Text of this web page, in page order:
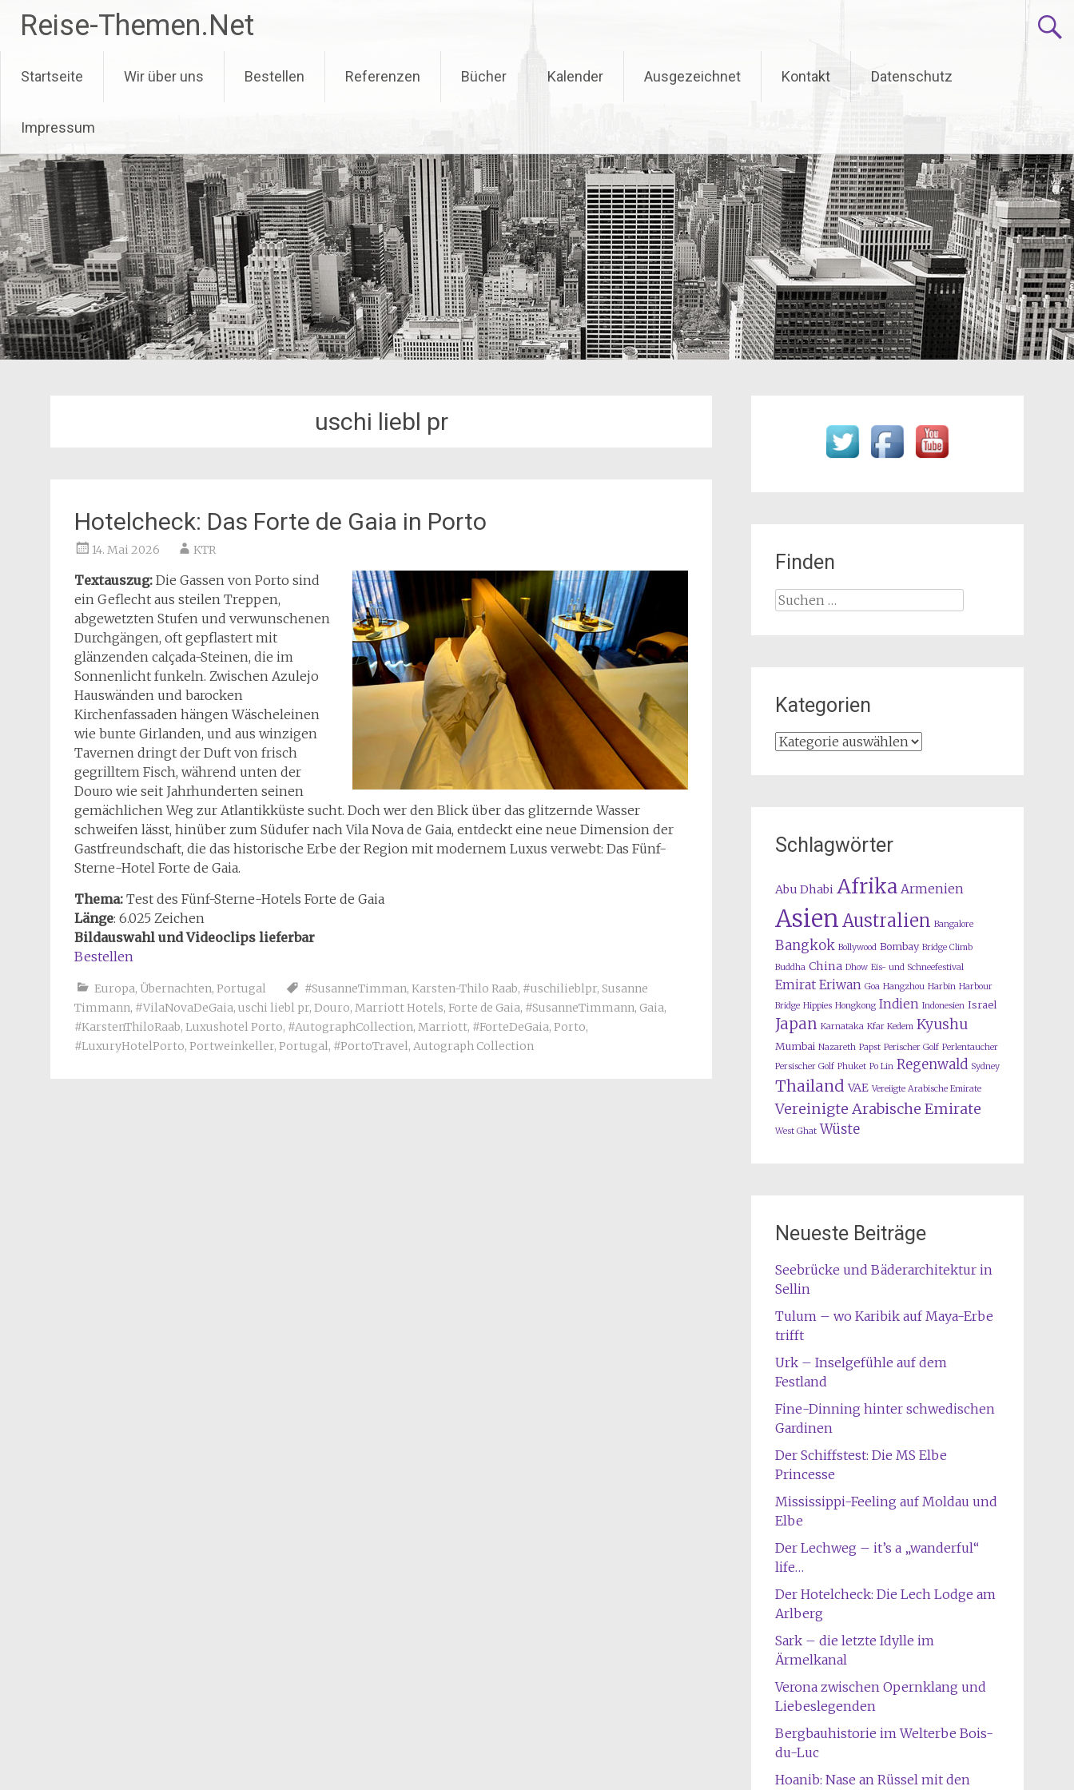
Inhalt
springen
Reise-Themen.Net
Startseite Wir über uns Bestellen Referenzen Bücher Kalender Ausgezeichnet Kontakt Datenschutz
Impressum
uschi liebl pr
Hotelcheck: Das Forte de Gaia in Porto
14. Mai 2026 KTR
Textauszug: Die Gassen von Porto sind
ein Geflecht aus steilen Treppen,
abgewetzten Stufen und verwunschenen
Durchgängen, oft gepflastert mit
glänzenden calçada-Steinen, die im
Sonnenlicht funkeln. Zwischen Azulejo
Hauswänden und barocken
Kirchenfassaden hängen Wäscheleinen
wie bunte Girlanden, und aus winzigen
Tavernen dringt der Duft von frisch
gegrilltem Fisch, während unten der
Douro wie seit Jahrhunderten seinen
gemächlichen Weg zur Atlantikküste sucht. Doch wer den Blick über das glitzernde Wasser
schweifen lässt, hinüber zum Südufer nach Vila Nova de Gaia, entdeckt eine neue Dimension der
Gastfreundschaft, die das historische Erbe der Region mit modernem Luxus verwebt: Das Fünf-
Sterne-Hotel Forte de Gaia.
Thema: Test des Fünf-Sterne-Hotels Forte de Gaia
Länge: 6.025 Zeichen
Bildauswahl und Videoclips lieferbar
Bestellen
Europa, Übernachten, Portugal #SusanneTimman, Karsten-Thilo Raab, #uschilieblpr, Susanne
Timmann, #VilaNovaDeGaia, uschi liebl pr, Douro, Marriott Hotels, Forte de Gaia, #SusanneTimmann, Gaia,
#KarstenThiloRaab, Luxushotel Porto, #AutographCollection, Marriott, #ForteDeGaia, Porto,
#LuxuryHotelPorto, Portweinkeller, Portugal, #PortoTravel, Autograph Collection
Finden
Suchen
Kategorien
Kategorien
Schlagwörter
Abu Dhabi Afrika Armenien
AsienAustralien Bangalore
Bangkok Bollywood Bombay Bridge Climb
Buddha China Dhow Eis- und Schneefestival
Emirat Eriwan Goa Hangzhou Harbin Harbour
Bridge Hippies Hongkong Indien Indonesien Israel
Japan Karnataka Kfar Kedem Kyushu
Mumbai Nazareth Papst Perischer Golf Perlentaucher
Persischer Golf Phuket Po Lin Regenwald Sydney
Thailand VAE Vereiigte Arabische Emirate
Vereinigte Arabische Emirate
West Ghat Wüste
Neueste Beiträge
Seebrücke und Bäderarchitektur in
Sellin
Tulum – wo Karibik auf Maya-Erbe
trifft
Urk – Inselgefühle auf dem
Festland
Fine-Dinning hinter schwedischen
Gardinen
Der Schiffstest: Die MS Elbe
Princesse
Mississippi-Feeling auf Moldau und
Elbe
Der Lechweg – it’s a „wanderful“
life…
Der Hotelcheck: Die Lech Lodge am
Arlberg
Sark – die letzte Idylle im
Ärmelkanal
Verona zwischen Opernklang und
Liebeslegenden
Bergbauhistorie im Welterbe Bois-
du-Luc
Hoanib: Nase an Rüssel mit den